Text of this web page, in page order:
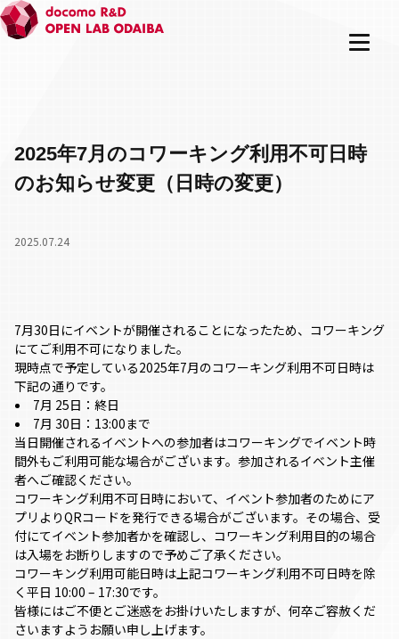
2025年7月のコワーキング利用不可日時
のお知らせ変更（日時の変更）
2025.07.24
7月30日にイベントが開催されることになったため、コワーキング
にてご利用不可になりました。
現時点で予定している2025年7月のコワーキング利用不可日時は
下記の通りです。
7月 25日：終日
7月 30日：13:00まで
当日開催されるイベントへの参加者はコワーキングでイベント時
間外もご利用可能な場合がございます。参加されるイベント主催
者へご確認ください。
コワーキング利用不可日時において、イベント参加者のためにア
プリよりQRコードを発行できる場合がございます。その場合、受
付にてイベント参加者かを確認し、コワーキング利用目的の場合
は入場をお断りしますので予めご了承ください。
コワーキング利用可能日時は上記コワーキング利用不可日時を除
く平日 10:00 – 17:30です。
皆様にはご不便とご迷惑をお掛けいたしますが、何卒ご容赦くだ
さいますようお願い申し上げます。